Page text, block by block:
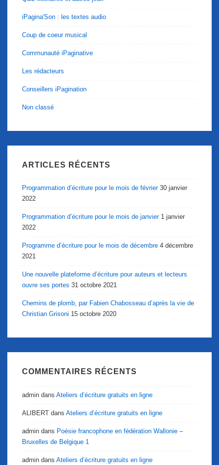
iPagina'Son : les textes audio
Coup de coeur musical
Communauté iPaginative
Les rédacteurs
Conseillers iPagination
Non classé
ARTICLES RÉCENTS
Programmation d’écriture pour le mois de février 30 janvier
2022
Programmation d’écriture pour le mois de janvier 1 janvier
2022
Programme d’écriture pour le mois de décembre 4 décembre
2021
Une nouvelle plateforme d’écriture pour auteurs et lecteurs
ouvre ses portes 31 octobre 2021
Chemins de plomb, par Fabien Chabosseau d’après la vie de
Christian Grisoni 15 octobre 2020
COMMENTAIRES RÉCENTS
admin dans Ateliers d’écriture gratuits en ligne
ALIBERT dans Ateliers d’écriture gratuits en ligne
admin dans Poésie francophone en fédération Wallonie –
Bruxelles de Belgique 1
admin dans Ateliers d’écriture gratuits en ligne